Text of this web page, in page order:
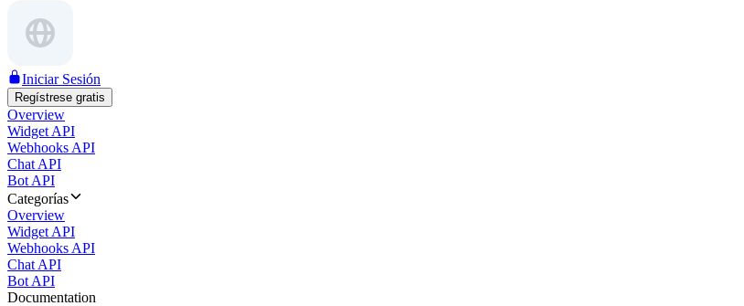
Iniciar Sesión
Regístrese gratis
Overview
Widget API
Webhooks API
Chat API
Bot API
Categorías
Overview
Widget API
Webhooks API
Chat API
Bot API
Documentation